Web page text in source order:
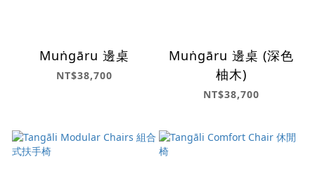
Muṅgāru 邊桌
NT$38,700
Muṅgāru 邊桌 (深色
柚木)
NT$38,700